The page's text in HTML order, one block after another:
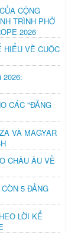
CỘNG
TRÌNH PHỞ
2026
HIỂU VỀ CUỘC
2026:
CÁC "ĐẢNG
VÀ MAGYAR
CHÂU ÂU VỀ
5 ĐẢNG
LỜI KỂ